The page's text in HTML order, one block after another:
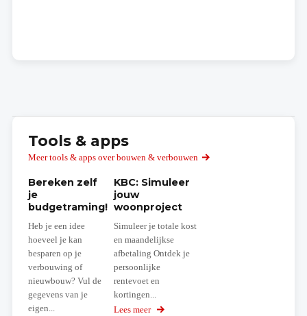
Tools & apps
Meer tools & apps over bouwen & verbouwen
Bereken zelf
je
budgetraming!
Heb je een idee
hoeveel je kan
besparen op je
verbouwing of
nieuwbouw? Vul de
gegevens van je
eigen...
KBC: Simuleer
jouw
woonproject
Simuleer je totale kost
en maandelijkse
afbetaling Ontdek je
persoonlijke
rentevoet en
kortingen...
Lees meer over